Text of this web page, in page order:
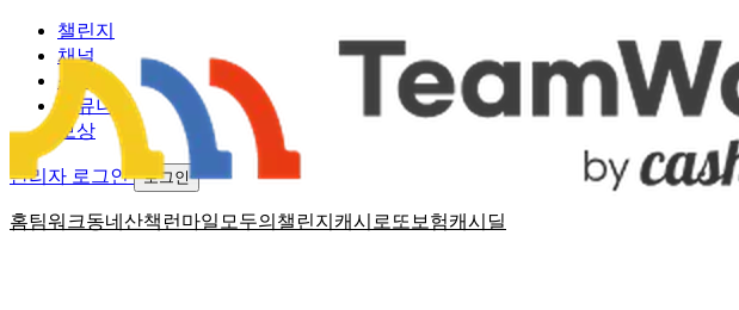
홈팀워크동네산책 런마일 모두의챌린지 캐시로또 보험캐시딜
챌린지
채널
소식
커뮤니티
보상
관리자 로그인 로그인